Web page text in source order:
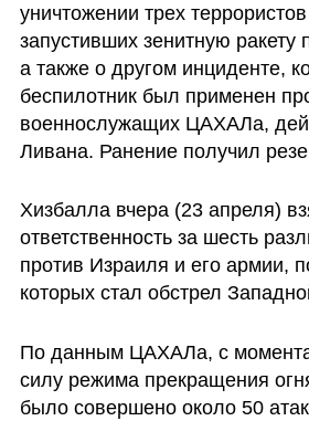
уничтожении трех
запустивших зенитную
а также о другом инциденте,
беспилотник был применен
военнослужащих ЦАХАЛа,
Ливана. Ранение получил
Хизбалла вчера (23 апреля)
ответственность за шесть
против Израиля и его армии,
которых стал обстрел
По данным ЦАХАЛа, с
силу режима прекращения
было совершено около 50